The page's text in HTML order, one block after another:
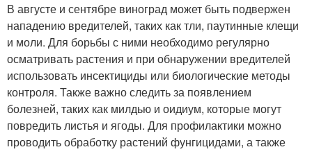
В августе и сентябре виноград может быть подвержен
нападению вредителей, таких как тли, паутинные клещи
и моли. Для борьбы с ними необходимо регулярно
осматривать растения и при обнаружении вредителей
использовать инсектициды или биологические методы
контроля. Также важно следить за появлением
болезней, таких как милдью и оидиум, которые могут
повредить листья и ягоды. Для профилактики можно
проводить обработку растений фунгицидами, а также